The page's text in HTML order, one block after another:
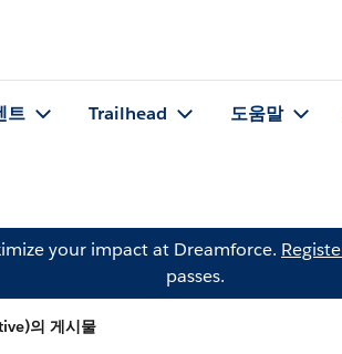
트 Trailhead 도움말
your impact at Dreamforce.
passes.
의 게시물